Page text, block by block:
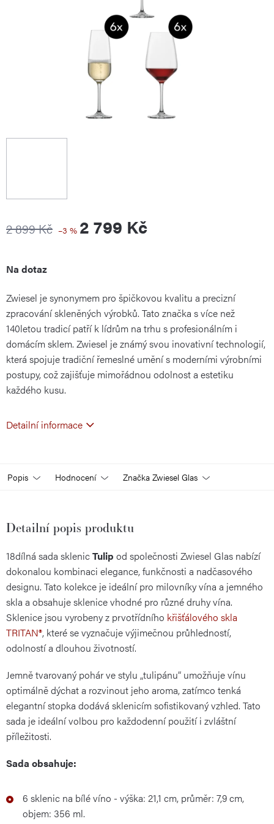
2 899 Kč –3 % 2 799 Kč
Měrná
cena:
Na dotaz
Zwiesel je synonymem pro špičkovou kvalitu a precizní
zpracování skleněných výrobků. Tato značka s více než
140letou tradicí patří k lídrům na trhu s profesionálním i
domácím sklem. Zwiesel je známý svou inovativní technologií,
která spojuje tradiční řemeslné umění s moderními výrobními
postupy, což zajišťuje mimořádnou odolnost a estetiku
každého kusu.
Detailní informace
Popis Hodnocení Značka Zwiesel Glas
Detailní popis produktu
18dílná sada sklenicTulip od společnosti Zwiesel Glas nabízí
dokonalou kombinaci elegance, funkčnosti a nadčasového
designu. Tato kolekce je ideální pro milovníky vína a jemného
skla a obsahuje sklenice vhodné pro různé druhy vína.
Sklenice jsou vyrobeny z prvotřídního křišťálového skla
TRITAN®, které se vyznačuje výjimečnou průhledností,
odolností a dlouhou životností.
Jemně tvarovaný pohár ve stylu „tulipánu“ umožňuje vínu
optimálně dýchat a rozvinout jeho aroma, zatímco tenká
elegantní stopka dodává sklenicím sofistikovaný vzhled. Tato
sada je ideální volbou pro každodenní použití i zvláštní
příležitosti.
Sada obsahuje:
6 sklenic na bílé víno - výška: 21,1 cm, průměr: 7,9 cm,
objem: 356 ml.